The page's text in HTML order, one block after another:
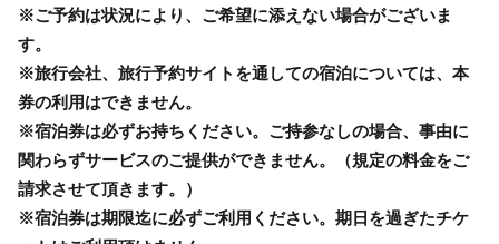
※ご予約は状況により、ご希望に添えない場合がございま
す。
※旅行会社、旅行予約サイトを通しての宿泊については、本
券の利用はできません。
※宿泊券は必ずお持ちください。ご持参なしの場合、事由に
関わらずサービスのご提供ができません。（規定の料金をご
請求させて頂きます。）
※宿泊券は期限迄に必ずご利用ください。期日を過ぎたチケ